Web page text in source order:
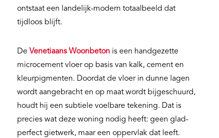
ontstaat een landelijk-modern totaalbeeld dat
tijdloos blijft.
De Venetiaans Woonbeton is een handgezette
microcement vloer op basis van kalk, cement en
kleurpigmenten. Doordat de vloer in dunne lagen
wordt aangebracht en op maat wordt bijgeschuurd,
houdt hij een subtiele voelbare tekening. Dat is
precies wat deze woning nodig heeft: geen glad-
perfect gietwerk, maar een oppervlak dat leeft.